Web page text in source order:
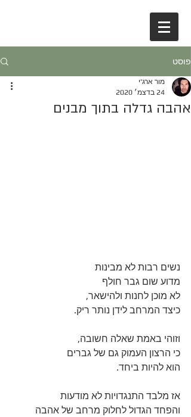
פוסט
אהבה גדלה בתוך מבנים
מור ארג'י
24 בדצמ׳ 2020
נשים רבות לא מבינות
מדוע שום גבר חולף
לא מוכן לחנות ולהישאר,
כיצד המרחב לידן נותר ריק.
וזוהי באמת שאלה חשובה,
כי הרצון העמוק גם של גברים
הוא להיות ביחד.
אז מלבד התנגדויות לא מודעות
והפחד הגדול לחלוק מרחב של אהבה